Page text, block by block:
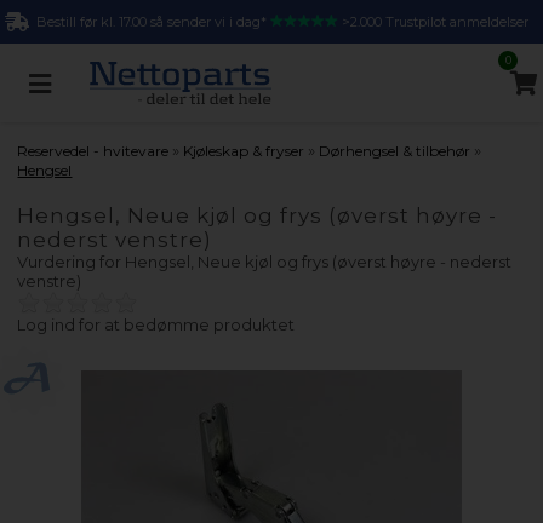
Bestill før kl. 17.00 så sender vi i dag* >2.000 Trustpilot anmeldelser
0
Reservedel - hvitevare » Kjøleskap & fryser » Dørhengsel & tilbehør »
Hengsel
Hengsel, Neue kjøl og frys (øverst høyre -
nederst venstre)
Vurdering for Hengsel, Neue kjøl og frys (øverst høyre - nederst
venstre)
Log ind for at bedømme produktet